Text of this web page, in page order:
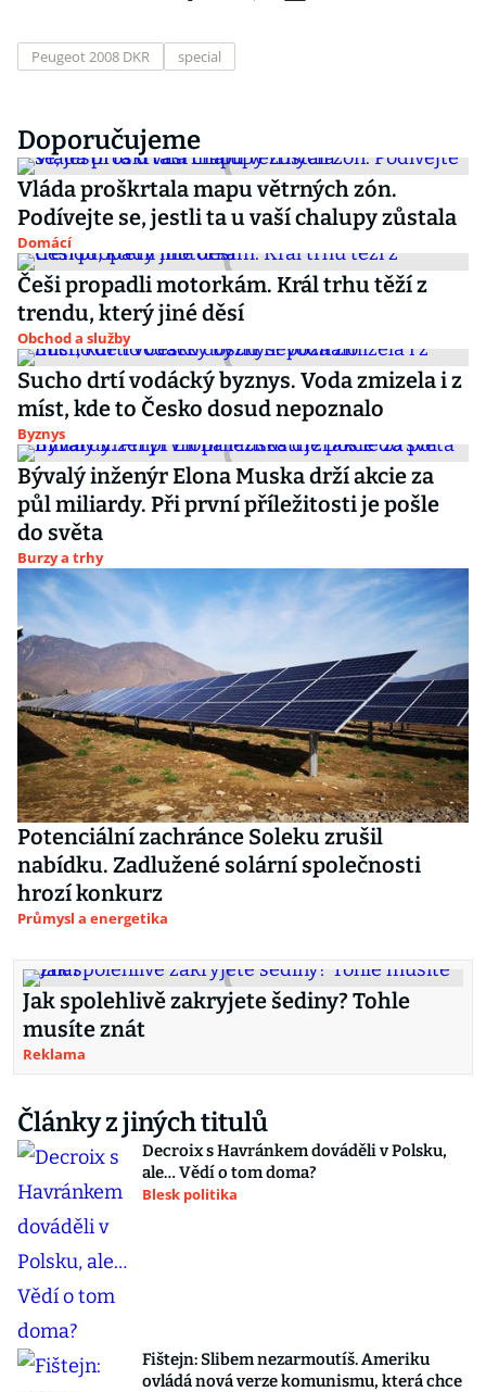
Peugeot 2008 DKR special
Doporučujeme
Vláda proškrtala mapu větrných zón.
Podívejte se, jestli ta u vaší chalupy zůstala
Domácí
Češi propadli motorkám. Král trhu těží z
trendu, který jiné děsí
Obchod a služby
Sucho drtí vodácký byznys. Voda zmizela i z
míst, kde to Česko dosud nepoznalo
Byznys
Bývalý inženýr Elona Muska drží akcie za
půl miliardy. Při první příležitosti je pošle
do světa
Burzy a trhy
Potenciální zachránce Soleku zrušil
nabídku. Zadlužené solární společnosti
hrozí konkurz
Průmysl a energetika
Jak spolehlivě zakryjete šediny? Tohle
musíte znát
Reklama
Články z jiných titulů
Decroix s Havránkem dováděli v Polsku,
ale… Vědí o tom doma?
Blesk politika
Fištejn: Slibem nezarmoutíš. Ameriku
ovládá nová verze komunismu, která chce